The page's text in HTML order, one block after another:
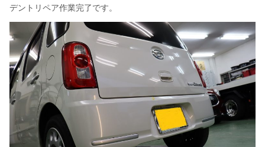
デントリペア作業完了です。